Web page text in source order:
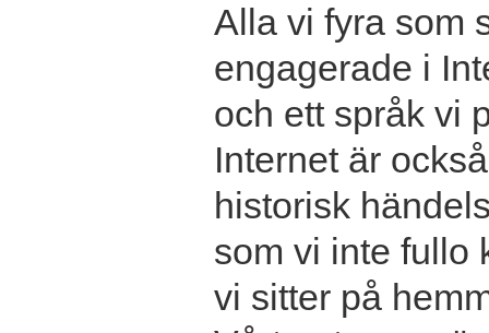
Alla vi fyra som
engagerade i
och ett språk vi
Internet är
historisk
som vi inte fullo
vi sitter på